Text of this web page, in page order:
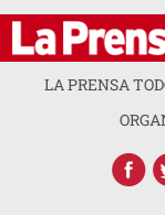
LA PRENSA